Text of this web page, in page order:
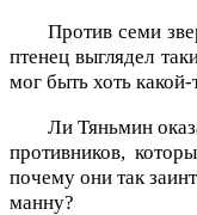
Против семи
птенец выглядел
мог быть хоть
Ли Тяньмин
противников,
почему они так
манну?